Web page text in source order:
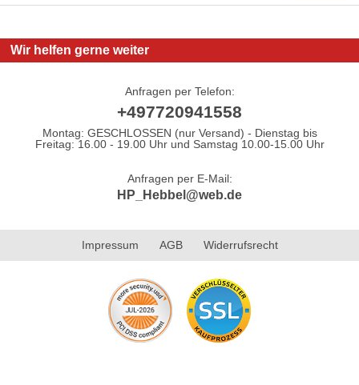
Wir helfen gerne weiter
Anfragen per Telefon:
+497720941558
Montag: GESCHLOSSEN (nur Versand) - Dienstag bis
Freitag: 16.00 - 19.00 Uhr und Samstag 10.00-15.00 Uhr
Anfragen per E-Mail:
HP_Hebbel@web.de
Impressum AGB Widerrufsrecht